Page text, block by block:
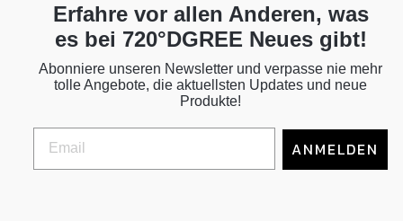
Erfahre vor allen Anderen, was
es bei 720°DGREE Neues gibt!
Abonniere unseren Newsletter und verpasse nie mehr
tolle Angebote, die aktuellsten Updates und neue
Produkte!
ANMELDEN